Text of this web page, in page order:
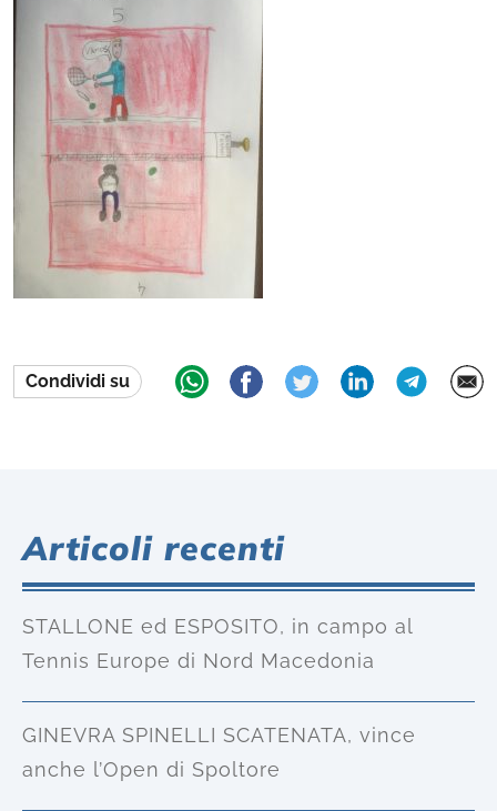
Condividi su
Articoli recenti
STALLONE ed ESPOSITO, in campo al
Tennis Europe di Nord Macedonia
GINEVRA SPINELLI SCATENATA, vince
anche l’Open di Spoltore